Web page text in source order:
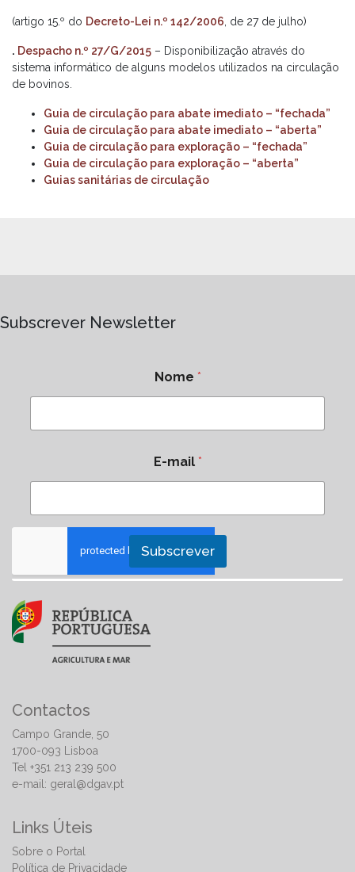
(artigo 15.º do Decreto-Lei n.º 142/2006 , de 27 de julho)
. Despacho n.º 27/G/2015 – Disponibilização através do
sistema informático de alguns modelos utilizados na circulação
de bovinos.
Guia de circulação para abate imediato – “fechada”
Guia de circulação para abate imediato – “aberta”
Guia de circulação para exploração – “fechada”
Guia de circulação para exploração – “aberta”
Guias sanitárias de circulação
Subscrever Newsletter
Nome *
E-mail *
Subscrever
Contactos
Campo Grande, 50
1700-093 Lisboa
Tel +351 213 239 500
e-mail: geral@dgav.pt
Links Úteis
Sobre o Portal
Política de Privacidade